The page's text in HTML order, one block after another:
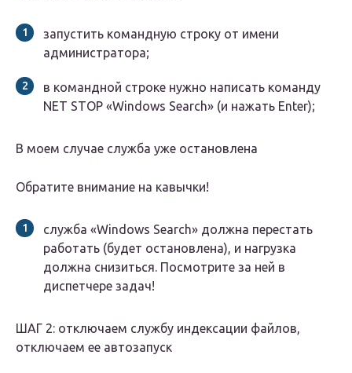
запустить командную строку от имени
администратора;
в командной строке нужно написать команду
NET STOP «Windows Search» (и нажать Enter);
В моем случае служба уже остановлена
Обратите внимание на кавычки!
служба «Windows Search» должна перестать
работать (будет остановлена), и нагрузка
должна снизиться. Посмотрите за ней в
диспетчере задач!
ШАГ 2: отключаем службу индексации файлов,
отключаем ее автозапуск